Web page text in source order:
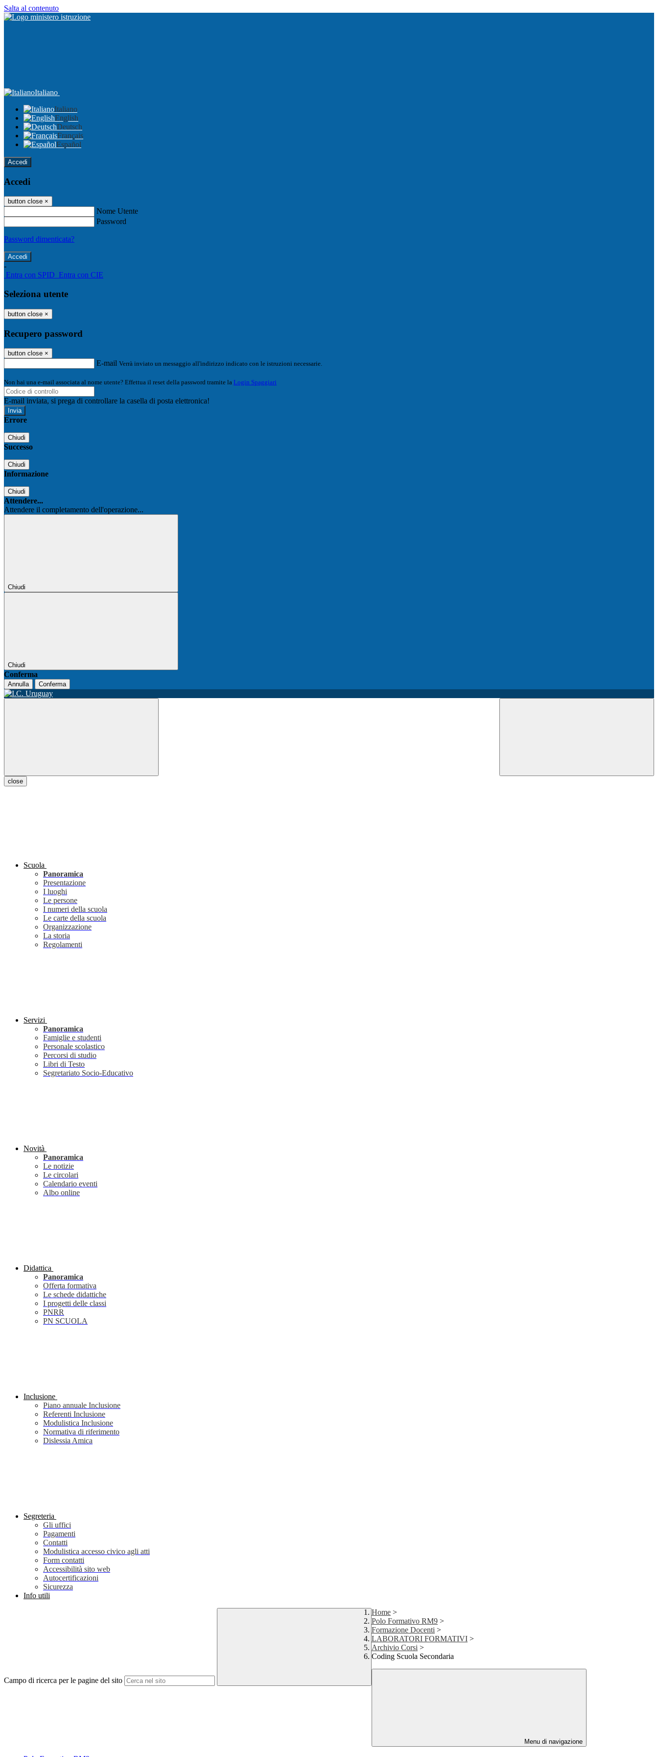
Salta al contenuto
Italiano
Italiano
English
Deutsch
Français
Español
Accedi
Accedi
button close ×
Nome Utente
Password
Password dimenticata?
-
Entra con SPID Entra con CIE
Seleziona utente
button close ×
Recupero password
button close ×
E-mail Verrà inviato un messaggio all'indirizzo indicato con le istruzioni necessarie.
Non hai una e-mail associata al nome utente? Effettua il reset della password tramite la Login Spaggiari
E-mail inviata, si prega di controllare la casella di posta elettronica!
Errore
Chiudi
Successo
Chiudi
Informazione
Chiudi
Attendere...
Attendere il completamento dell'operazione...
Chiudi
Chiudi
Conferma
Annulla Conferma
close
Scuola
Panoramica
Presentazione
I luoghi
Le persone
I numeri della scuola
Le carte della scuola
Organizzazione
La storia
Regolamenti
Servizi
Panoramica
Famiglie e studenti
Personale scolastico
Percorsi di studio
Libri di Testo
Segretariato Socio-Educativo
Novità
Panoramica
Le notizie
Le circolari
Calendario eventi
Albo online
Didattica
Panoramica
Offerta formativa
Le schede didattiche
I progetti delle classi
PNRR
PN SCUOLA
Inclusione
Piano annuale Inclusione
Referenti Inclusione
Modulistica Inclusione
Normativa di riferimento
Dislessia Amica
Segreteria
Gli uffici
Pagamenti
Contatti
Modulistica accesso civico agli atti
Form contatti
Accessibilità sito web
Autocertificazioni
Sicurezza
Info utili
Campo di ricerca per le pagine del sito
Home >
Polo Formativo RM9 >
Formazione Docenti >
LABORATORI FORMATIVI >
Archivio Corsi >
Coding Scuola Secondaria
Menu di navigazione